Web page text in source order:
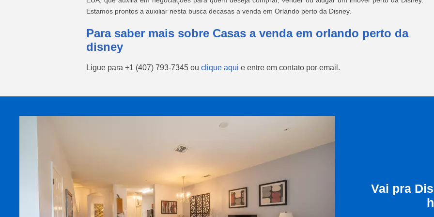
Estamos prontos a auxiliar nesta busca decasas a venda em Orlando perto da Disney.
Para saber mais sobre Casas a venda em orlando perto da
disney
Ligue para +1 (407) 793-7345 ou clique aqui e entre em contato por email.
Vai pra